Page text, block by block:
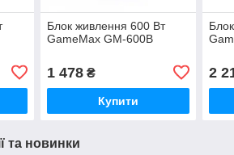
Блок живлення 600 Вт
GameMax GM-600B
1 478₴
Купити
2
та новинки